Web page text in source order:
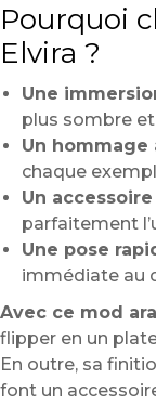
Pourquoi
Elvira ?
Une
plus sombre
Un hommage
chaque
Un
parfaitement
Une pose
immédiate au
Avec ce mod
flipper en un
En outre, sa
font un